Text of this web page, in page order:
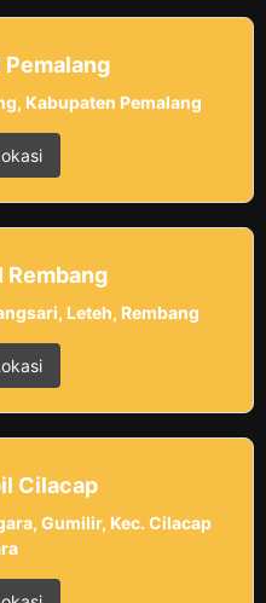
Kabupaten Pemalang
Rembang
Leteh, Rembang
Cilacap
Gumilir, Kec. Cilacap